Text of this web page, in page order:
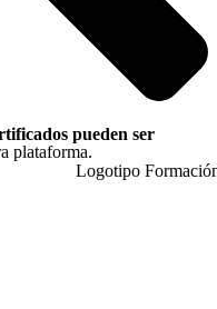
pueden ser
plataforma.